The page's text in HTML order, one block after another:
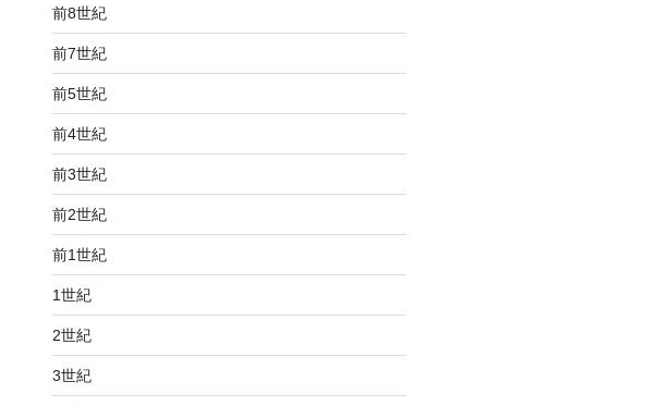
前8世紀
前7世紀
前5世紀
前4世紀
前3世紀
前2世紀
前1世紀
1世紀
2世紀
3世紀